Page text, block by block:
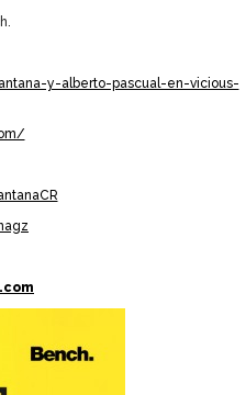
y-alberto-pascual-en-vicious-